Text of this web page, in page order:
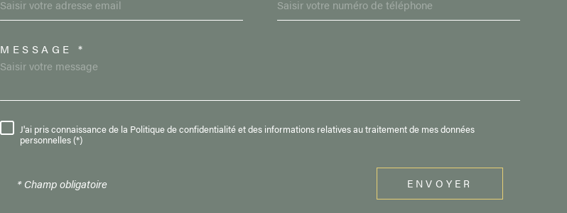
TRAD_MELTEM_VOREDEMANDE
MESSAGE *
RÈGLEMENTATION
J'ai pris connaissance de la Politique de confidentialité et des informations relatives au traitement de mes données
personnelles (*)
* Champ obligatoire ENVOYER